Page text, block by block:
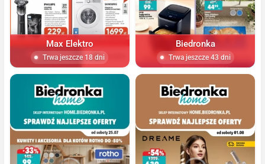
Max Elektro
Trwa jeszcze 18 dni
Biedronka
Trwa jeszcze 43 dni